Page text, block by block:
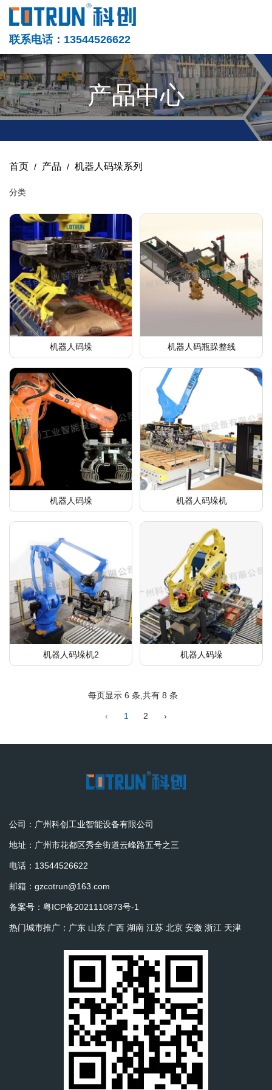
联系电话：13544526622
产品中心
首页 / 产品 / 机器人码垛系列
分类
机器人码垛 机器人码瓶跺整线
机器人码垛 机器人码垛机
机器人码垛机2 机器人码垛
每页显示 6 条,共有 8 条
‹ 1 2 ›
公司：广州科创工业智能设备有限公司
地址：广州市花都区秀全街道云峰路五号之三
电话：13544526622
邮箱：gzcotrun@163.com
备案号： 粤ICP备2021110873号-1
热门城市推广： 广东 山东 广西 湖南 江苏 北京 安徽 浙江 天津